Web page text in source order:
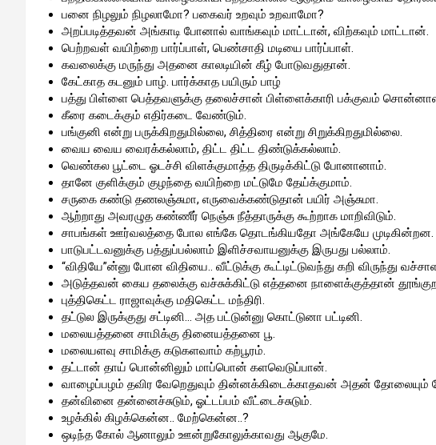
பனை நிழலும் நிழலாமோ? பகைவர் உறவும் உறவாமோ?
அறப்படித்தவன் அங்காடி போனால் வாங்கவும் மாட்டான், விற்கவும் மாட்டான்.
பெற்றவள் வயிற்றை பார்ப்பாள், பெண்சாதி மடியை பார்ப்பாள்.
கவலைக்கு மருந்து அதனை காலடியின் கீழ் போடுவதுதான்.
கேட்காத கடனும் பாழ். பார்க்காத பயிரும் பாழ்
பத்து பிள்ளை பெத்தவளுக்கு தலைச்சான் பிள்ளைக்காரி பக்குவம்
கீரை கடைக்கும் எதிர்கடை வேண்டும்.
பங்குனி என்று பருக்கிறதுமில்லை, சித்திரை என்று சிறுக்கிறதுமில்லை.
வைய வைய வைரக்கல்லாம், திட்ட திட்ட திண்டுக்கல்லாம்.
வெண்கல பூட்டை ஓடச்சி விளக்குமாத்த திருடிக்கிட்டு போனானாம்.
தானே குளிக்கும் குழந்தை வயிற்றை மட்டுமே தேய்க்குமாம்.
சருகை கண்டு தணலஞ்சுமா, எருவைக்கண்டுதான் பயிர் அஞ்சுமா.
ஆற்றாது அவரழுத கண்ணீர் நெஞ்சு நீத்தாருக்கு கூற்றாக மாறிவிடும்.
சாபங்கள் ஊர்வலத்தை போல எங்கே தொடங்கியதோ அங்கேயே முடிகின்றன.
பாடுபட்டவனுக்கு பத்துப்பல்லாம் இளிச்சவாயனுக்கு இருபது பல்லாம்.
“விதியே”ன்னு போன விதியை.. வீட்டுக்கு கூட்டிட்டுவந்து கறி விருந்து
அடுத்தவன் கைய தலைக்கு வச்சுக்கிட்டு எத்தனை நாளைக்குத்தான்
புத்திகெட்ட ராஜாவுக்கு மதிகெட்ட மந்திரி.
தட்டுல இருக்குது சட்டினி… அத பட்டுன்னு கொட்டுனா பட்டினி.
மலையத்தனை சாமிக்கு தினையத்தனை பூ.
மலையளவு சாமிக்கு கடுகளவாம் கற்பூரம்.
தட்டான் தாய் பொன்னிலும் மாப்பொன் களவெடுப்பான்.
வாழைப்பழம் தவிர வேறெதுவும் தின்னக்கிடைக்காதவன் அதன் தோலையும்
தன்வினை தன்னைச்சுடும், ஓட்டப்பம் வீட்டைச்சுடும்.
உழக்கில் கிழக்கென்ன.. மேற்கென்ன..?
ஒடிந்த கோல் ஆனாலும் ஊன்றுகோலுக்காவது ஆகுமே.